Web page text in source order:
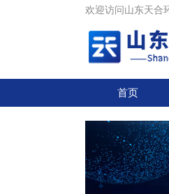
欢迎访问山东天合
首页